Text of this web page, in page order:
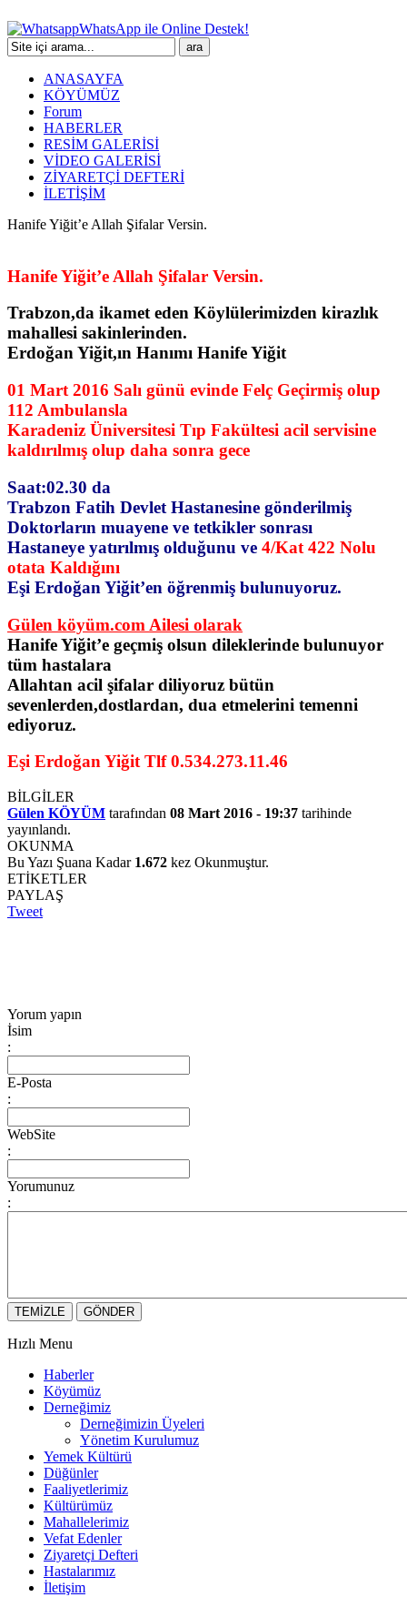
WhatsApp ile Online Destek!
ANASAYFA
KÖYÜMÜZ
Forum
HABERLER
RESİM GALERİSİ
VİDEO GALERİSİ
ZİYARETÇİ DEFTERİ
İLETİŞİM
Hanife Yiğit’e Allah Şifalar Versin.
Hanife Yiğit’e Allah Şifalar Versin.
Trabzon,da ikamet eden Köylülerimizden kirazlık
mahallesi sakinlerinden.
Erdoğan Yiğit,ın Hanımı Hanife Yiğit
01 Mart 2016 Salı günü evinde Felç Geçirmiş olup
112 Ambulansla
Karadeniz Üniversitesi Tıp Fakültesi acil servisine
kaldırılmış olup daha sonra gece
Saat:02.30 da
Trabzon Fatih Devlet Hastanesine gönderilmiş
Doktorların muayene ve tetkikler sonrası
Hastaneye yatırılmış olduğunu ve 4/Kat 422 Nolu
otata Kaldığını
Eşi Erdoğan Yiğit’en öğrenmiş bulunuyoruz.
Gülen köyüm.com Ailesi olarak
Hanife Yiğit’e geçmiş olsun dileklerinde bulunuyor
tüm hastalara
Allahtan acil şifalar diliyoruz bütün
sevenlerden,dostlardan, dua etmelerini temenni
ediyoruz.
Eşi Erdoğan Yiğit Tlf 0.534.273.11.46
BİLGİLER
Gülen KÖYÜM tarafından 08 Mart 2016 - 19:37 tarihinde
yayınlandı.
OKUNMA
Bu Yazı Şuana Kadar 1.672 kez Okunmuştur.
ETİKETLER
PAYLAŞ
Tweet
Yorum yapın
İsim
:
E-Posta
:
WebSite
:
Yorumunuz
:
Hızlı Menu
Haberler
Köyümüz
Derneğimiz
Derneğimizin Üyeleri
Yönetim Kurulumuz
Yemek Kültürü
Düğünler
Faaliyetlerimiz
Kültürümüz
Mahallelerimiz
Vefat Edenler
Ziyaretçi Defteri
Hastalarımız
İletişim